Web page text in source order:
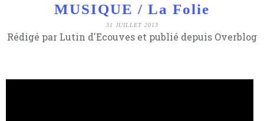
MUSIQUE / La Folie
31 JUILLET 2013
Rédigé par Lutin d'Ecouves et publié depuis Overblog